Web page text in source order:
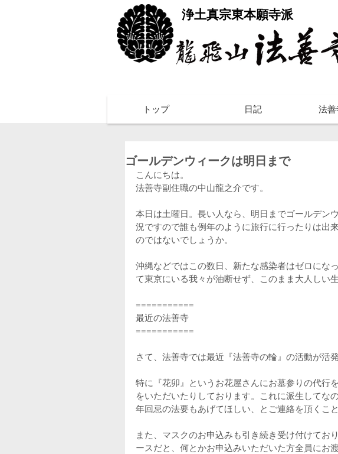
​浄土真宗東本願寺派
トップ 日記 法善
ゴールデンウィークは明日まで
こんにちは。
法善寺副住職の中山龍之介です。
本日は土曜日。長い人なら、明日までゴールデン
況ですので誰も例年のように旅行に行ったりは出
のではないでしょうか。
沖縄などではこの数日、新たな感染者はゼロにな
て東京にいる我々が油断せず、このまま大人しい生
===========
最近の法善寺
===========
さて、法善寺では最近『法善寺の輪』の活動が活
特に『花卯』というお花屋さんにお墓参りの代行
をいただいたりしております。これに派生してな
年回忌の法要もあげてほしい、とご連絡を頂くこと
また、マスクのお申込みも引き続き受け付けてお
ースだと、何とかお申込みいただいた方全員にお